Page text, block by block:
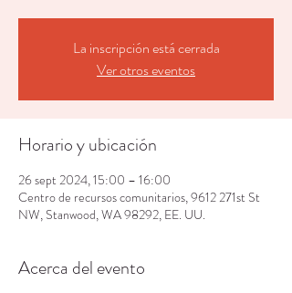
La inscripción está cerrada
Ver otros eventos
Horario y ubicación
26 sept 2024, 15:00 – 16:00
Centro de recursos comunitarios, 9612 271st St
NW, Stanwood, WA 98292, EE. UU.
Acerca del evento